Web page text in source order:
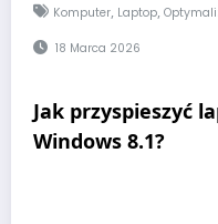
Komputer, Laptop,
18 Marca 2026
Jak przyspieszyć
Windows 8.1?